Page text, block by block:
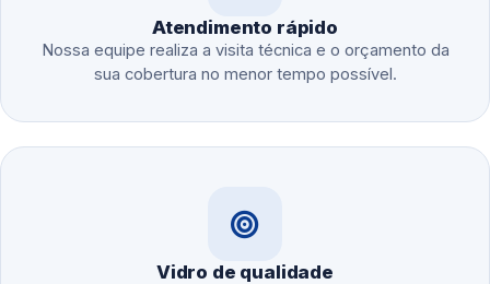
Atendimento rápido
Nossa equipe realiza a visita técnica e o orçamento da
sua cobertura no menor tempo possível.
Vidro de qualidade